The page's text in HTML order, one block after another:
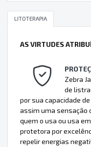
LITOTERAPIA
AS VIRTUDES
Zebra
de
por sua capacidade
assim uma sensação
quem o usa ou usa
protetora por
repelir energias